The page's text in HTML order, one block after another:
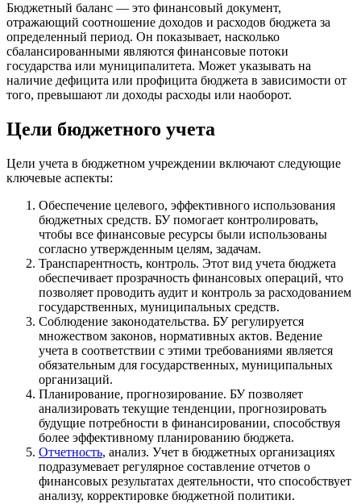
Бюджетный баланс — это финансовый документ,
отражающий соотношение доходов и расходов бюджета за
определенный период. Он показывает, насколько
сбалансированными являются финансовые потоки
государства или муниципалитета. Может указывать на
наличие дефицита или профицита бюджета в зависимости от
того, превышают ли доходы расходы или наоборот.
Цели бюджетного учета
Цели учета в бюджетном учреждении включают следующие
ключевые аспекты:
Обеспечение целевого, эффективного использования
бюджетных средств. БУ помогает контролировать,
чтобы все финансовые ресурсы были использованы
согласно утвержденным целям, задачам.
Транспарентность, контроль. Этот вид учета бюджета
обеспечивает прозрачность финансовых операций, что
позволяет проводить аудит и контроль за расходованием
государственных, муниципальных средств.
Соблюдение законодательства. БУ регулируется
множеством законов, нормативных актов. Ведение
учета в соответствии с этими требованиями является
обязательным для государственных, муниципальных
организаций.
Планирование, прогнозирование. БУ позволяет
анализировать текущие тенденции, прогнозировать
будущие потребности в финансировании, способствуя
более эффективному планированию бюджета.
Отчетность, анализ. Учет в бюджетных организациях
подразумевает регулярное составление отчетов о
финансовых результатах деятельности, что способствует
анализу, корректировке бюджетной политики.